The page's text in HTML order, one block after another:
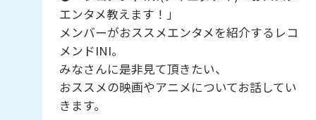
エンタメ教えます！」
メンバーがおススメエンタメを紹介するレコ
メンドINI。
みなさんに是非見て頂きたい、
おススメの映画やアニメについてお話してい
きます。